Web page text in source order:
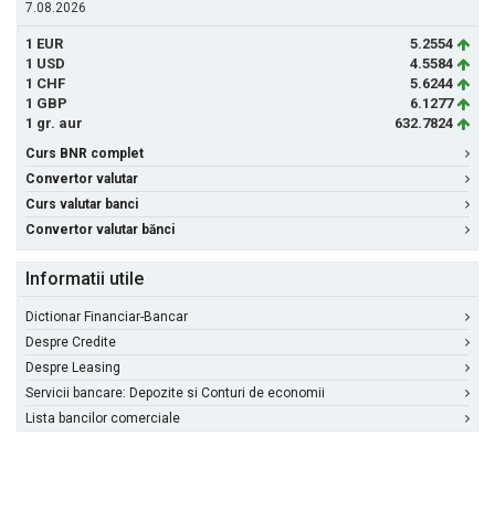
7.08.2026
1 EUR
5.2554
1 USD
4.5584
1 CHF
5.6244
1 GBP
6.1277
1 gr. aur
632.7824
Curs BNR complet
Convertor valutar
Curs valutar banci
Convertor valutar bănci
Informatii utile
Dictionar Financiar-Bancar
Despre Credite
Despre Leasing
Servicii bancare: Depozite si Conturi de economii
Lista bancilor comerciale